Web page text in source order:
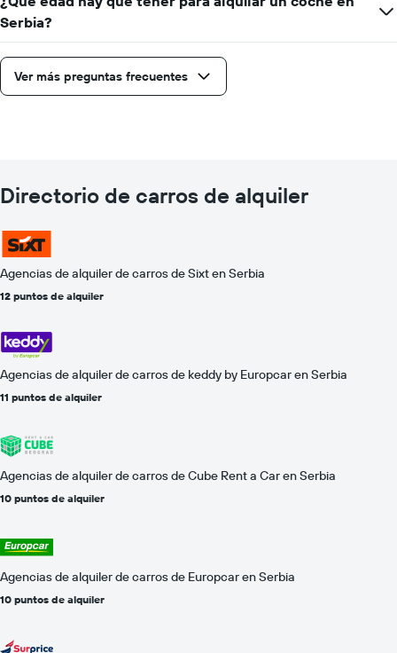
Serbia?
Ver más preguntas frecuentes
Directorio de carros de alquiler
Agencias de alquiler de carros de Sixt en Serbia
12 puntos de alquiler
Agencias de alquiler de carros de keddy by Europcar en Serbia
11 puntos de alquiler
Agencias de alquiler de carros de Cube Rent a Car en Serbia
10 puntos de alquiler
Agencias de alquiler de carros de Europcar en Serbia
10 puntos de alquiler